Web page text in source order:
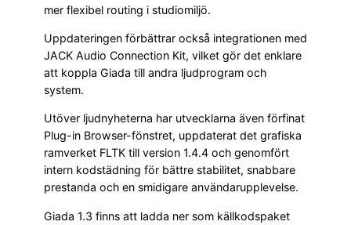
mer flexibel routing i studiomiljö.
Uppdateringen förbättrar också integrationen med
JACK Audio Connection Kit, vilket gör det enklare
att koppla Giada till andra ljudprogram och
system.
Utöver ljudnyheterna har utvecklarna även förfinat
Plug-in Browser-fönstret, uppdaterat det grafiska
ramverket FLTK till version 1.4.4 och genomfört
intern kodstädning för bättre stabilitet, snabbare
prestanda och en smidigare användarupplevelse.
Giada 1.3 finns att ladda ner som källkodspaket